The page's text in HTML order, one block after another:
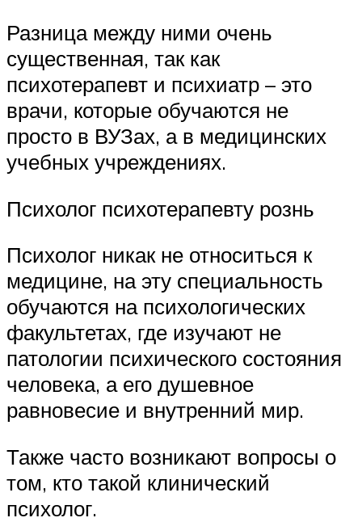
Разница между ними очень
существенная, так как
психотерапевт и психиатр – это
врачи, которые обучаются не
просто в ВУЗах, а в медицинских
учебных учреждениях.
Психолог психотерапевту рознь
Психолог никак не относиться к
медицине, на эту специальность
обучаются на психологических
факультетах, где изучают не
патологии психического состояния
человека, а его душевное
равновесие и внутренний мир.
Также часто возникают вопросы о
том, кто такой клинический
психолог.